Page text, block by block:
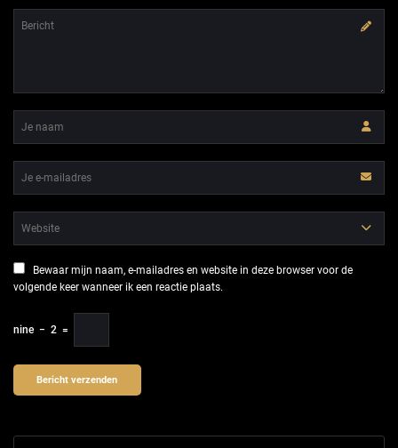
Bewaar mijn naam, e-mailadres en website in deze browser voor de
volgende keer wanneer ik een reactie plaats.
nine − 2 =